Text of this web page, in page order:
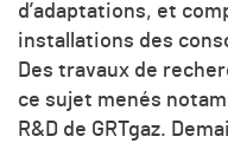
d’adaptations, et
installations des
Des travaux de
ce sujet menés
R&D de GRTgaz.